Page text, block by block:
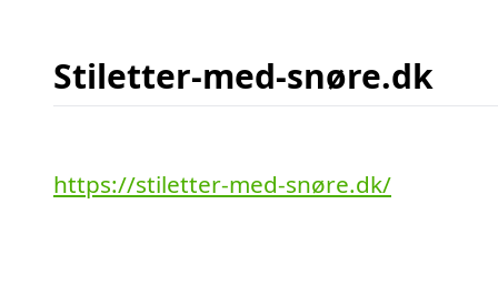
Stiletter-med-snøre.dk
https://stiletter-med-snøre.dk/